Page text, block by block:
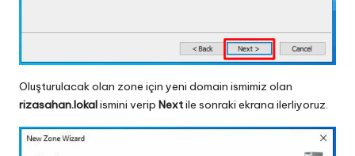
Oluşturulacak olan zone için yeni domain ismimiz olan
rizasahan.lokalismini verip Nextile sonraki ekrana ilerliyoruz.